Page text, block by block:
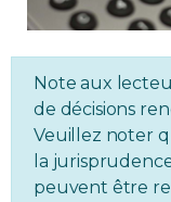
Immobilier
Réglementation
Note aux
de décisions
Veuillez noter
la
peuvent être